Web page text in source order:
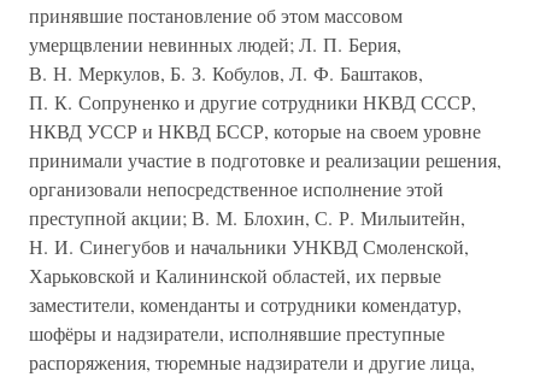
принявшие постановление об этом массовом
умерщвлении невинных людей; Л. П. Берия,
В. Н. Меркулов, Б. З. Кобулов, Л. Ф. Баштаков,
П. К. Сопруненко и другие сотрудники НКВД СССР,
НКВД УССР и НКВД БССР, которые на своем уровне
принимали участие в подготовке и реализации решения,
организовали непосредственное исполнение этой
преступной акции; В. М. Блохин, С. Р. Милыитейн,
Н. И. Синегубов и начальники УНКВД Смоленской,
Харьковской и Калининской областей, их первые
заместители, коменданты и сотрудники комендатур,
шофёры и надзиратели, исполнявшие преступные
распоряжения, тюремные надзиратели и другие лица,